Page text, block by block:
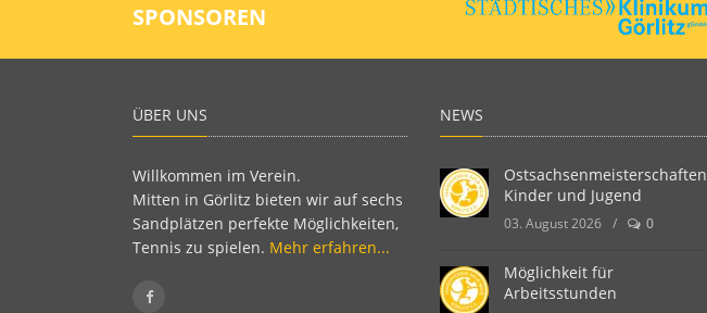
SPONSOREN
ÜBER UNS
Willkommen im Verein.
Mitten in Görlitz bieten wir auf sechs
Sandplätzen perfekte Möglichkeiten,
Tennis zu spielen. Mehr erfahren...
NEWS
Ostsachsenmeisterschaften
Kinder und Jugend
03. August 2026 / 0
Möglichkeit für
Arbeitsstunden